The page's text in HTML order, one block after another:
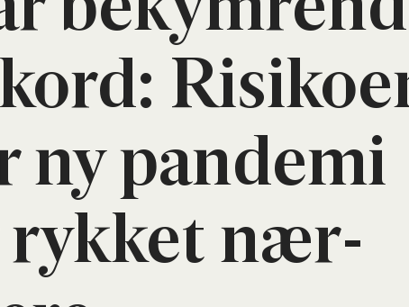
ny pan­de­mi
ryk­ket nær­